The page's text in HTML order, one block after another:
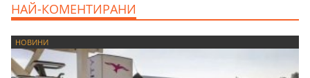
НАЙ-КОМЕНТИРАНИ
НОВИНИ